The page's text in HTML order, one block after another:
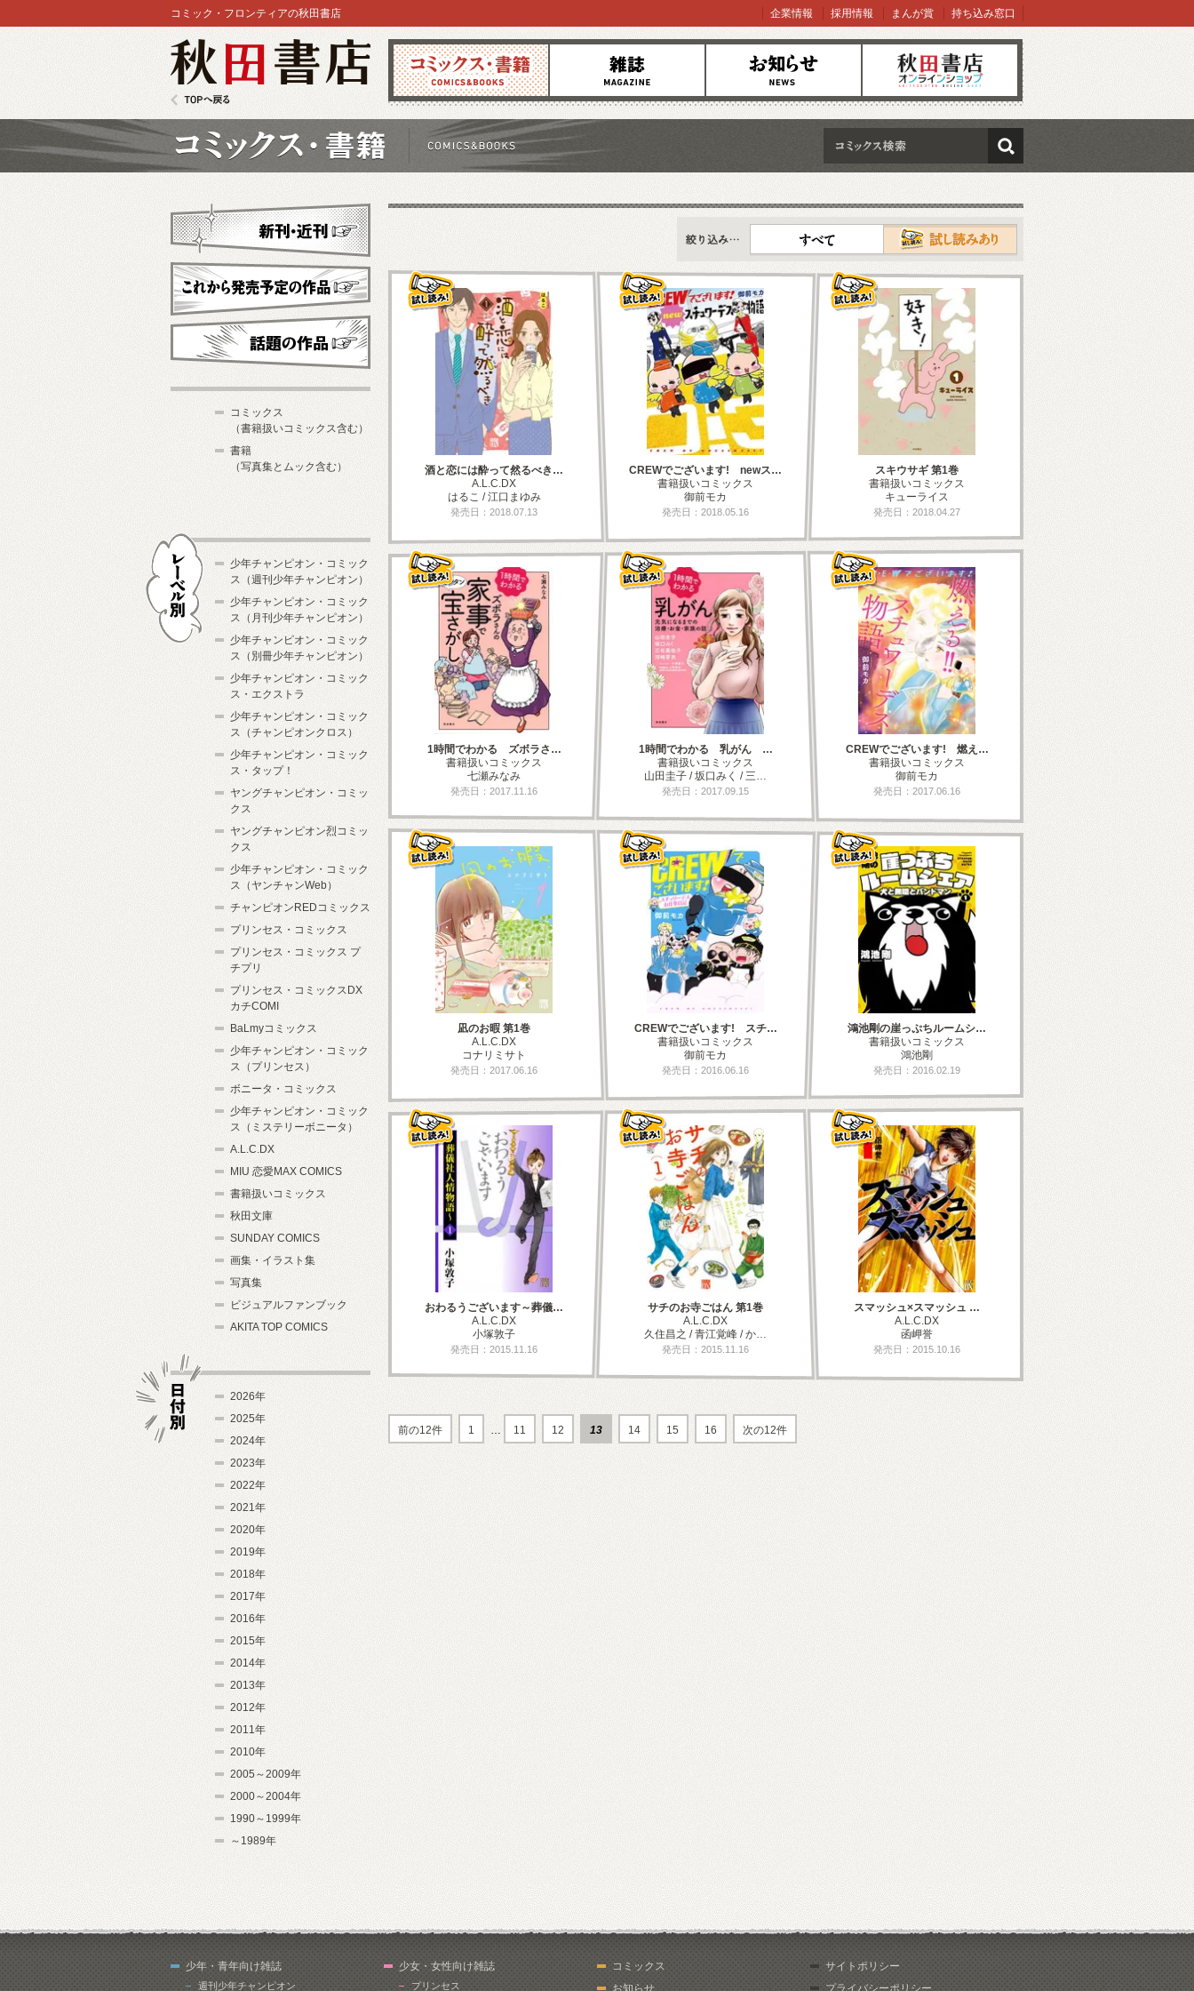
コミックス 雑誌 お知らせ オンラインショップ
コミック・フロンティアの秋田書店 企業情報 採用情報 まんが賞 持ち込み窓口
検索
新刊情報
すべて
酒と恋には酔って然るべき…
A.L.C.DX
はるこ / 江口まゆみ
発売日：2018.07.13
CREWでございます! newス…
書籍扱いコミックス
御前モカ
発売日：2018.05.16
スキウサギ 第1巻
書籍扱いコミックス
キューライス
発売日：2018.04.27
1時間でわかる ズボラさ…
書籍扱いコミックス
七瀬みなみ
発売日：2017.11.16
1時間でわかる 乳がん …
書籍扱いコミックス
山田圭子 / 坂口みく / 三…
発売日：2017.09.15
CREWでございます! 燃え…
書籍扱いコミックス
御前モカ
発売日：2017.06.16
凪のお暇 第1巻
A.L.C.DX
コナリミサト
発売日：2017.06.16
CREWでございます! スチ…
書籍扱いコミックス
御前モカ
発売日：2016.06.16
鴻池剛の崖っぷちルームシ…
書籍扱いコミックス
鴻池剛
発売日：2016.02.19
おわるうございます～葬儀…
A.L.C.DX
小塚敦子
発売日：2015.11.16
サチのお寺ごはん 第1巻
A.L.C.DX
久住昌之 / 青江覚峰 / か…
発売日：2015.11.16
スマッシュ×スマッシュ …
A.L.C.DX
函岬誉
発売日：2015.10.16
前の12件 1 … 11 12 13 14 15 16 次の12件
新刊・近刊
これから発売予定
コミックス
（書籍扱いコミックス含む）
書籍
（写真集とムック含む）
少年チャンピオン・コミック
ス（週刊少年チャンピオン）
少年チャンピオン・コミック
ス（月刊少年チャンピオン）
少年チャンピオン・コミック
ス（別冊少年チャンピオン）
少年チャンピオン・コミック
ス・エクストラ
少年チャンピオン・コミック
ス（チャンピオンクロス）
少年チャンピオン・コミック
ス・タップ！
ヤングチャンピオン・コミッ
クス
ヤングチャンピオン烈コミッ
クス
少年チャンピオン・コミック
ス（ヤンチャンWeb）
チャンピオンREDコミックス
プリンセス・コミックス
プリンセス・コミックス プ
チプリ
プリンセス・コミックスDX
カチCOMI
BaLmyコミックス
少年チャンピオン・コミック
ス（プリンセス）
ボニータ・コミックス
少年チャンピオン・コミック
ス（ミステリーボニータ）
A.L.C.DX
MIU 恋愛MAX COMICS
書籍扱いコミックス
秋田文庫
SUNDAY COMICS
画集・イラスト集
写真集
ビジュアルファンブック
AKITA TOP COMICS
2026年
2025年
2024年
2023年
2022年
2021年
2020年
2019年
2018年
2017年
2016年
2015年
2014年
2013年
2012年
2011年
2010年
2005～2009年
2000～2004年
1990～1999年
～1989年
少年・青年向け雑誌
週刊少年チャンピオン
少女・女性向け雑誌
プリンセス
コミックス
お知らせ
サイトポリシー
プライバシーポリシー